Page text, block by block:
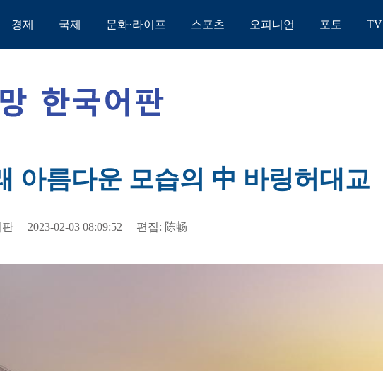
경제 국제 문화·라이프 스포츠 오피니언 포토 TV
아름다운 모습의 中 바링허대교
판 2023-02-03 08:09:52 편집: 陈畅